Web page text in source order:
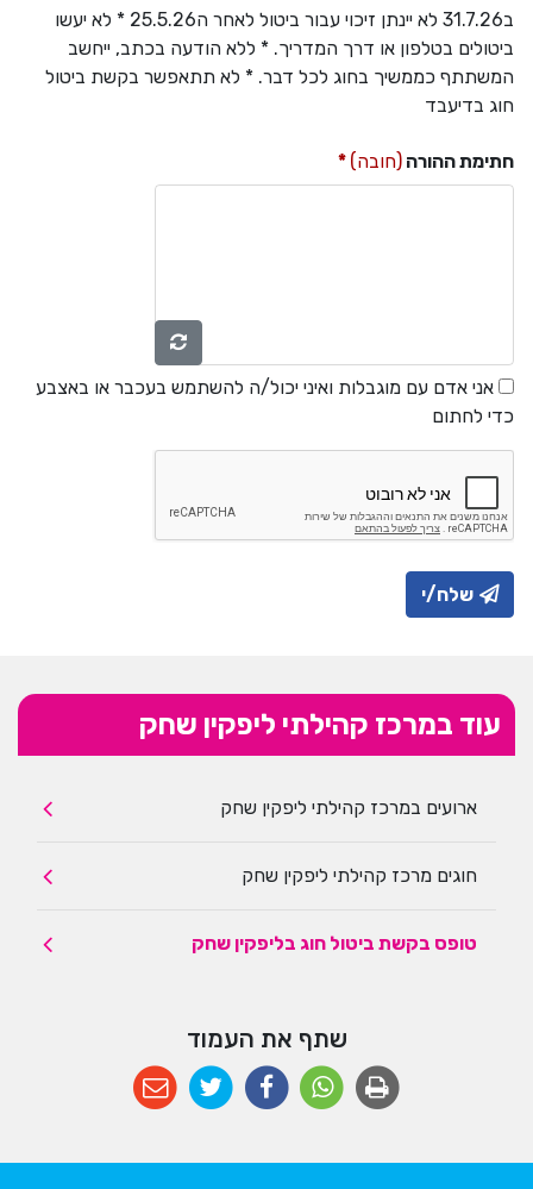
ב31.7.26 לא יינתן זיכוי עבור ביטול לאחר ה25.5.26 * לא יעשו
ביטולים בטלפון או דרך המדריך. * ללא הודעה בכתב, ייחשב
המשתתף כממשיך בחוג לכל דבר. * לא תתאפשר בקשת ביטול
חוג בדיעבד
חתימת ההורה (חובה)
אני אדם עם מוגבלות ואיני יכול/ה להשתמש בעכבר או באצבע
כדי לחתום
שלח/י
עוד במרכז קהילתי ליפקין שחק
ארועים במרכז קהילתי ליפקין שחק
חוגים מרכז קהילתי ליפקין שחק
טופס בקשת ביטול חוג בליפקין שחק
שתף את העמוד